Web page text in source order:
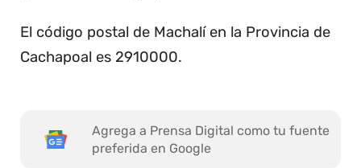
El código postal de Machalí en la Provincia de
Cachapoal es 2910000.
Agrega a Prensa Digital como tu fuente
preferida en Google